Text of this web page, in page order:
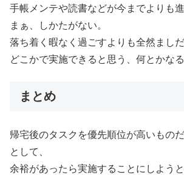
手帳メンテや読書などが今までよりも
まぁ、しかたがない。
落ち着く暇なく過ごすよりも全然まし
どこかで実施できると思う、何とかなる
まとめ
帰宅後のタスクを優先順位が高いもの
として、
余裕があったら実施することにしようと